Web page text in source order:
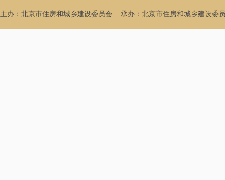
主办：北京市住房和城乡建设委员会 承办：北京市住房和城乡建设委